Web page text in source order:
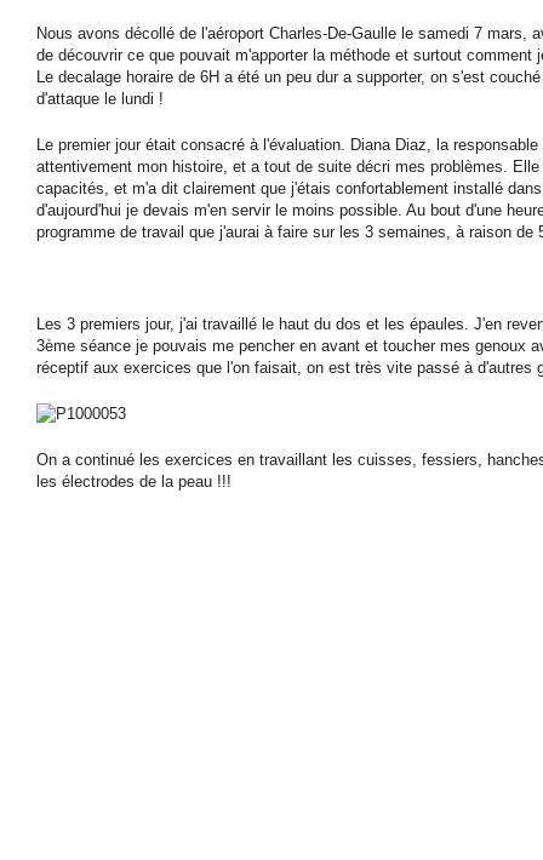
Nous avons décollé de l'aéroport Charles-De-Gaulle le samedi 7 mars,
de découvrir ce que pouvait m'apporter la méthode et surtout comment
Le decalage horaire de 6H a été un peu dur a supporter, on s'est
d'attaque le lundi !
Le premier jour était consacré à l'évaluation. Diana Diaz, la
attentivement mon histoire, et a tout de suite décri mes problèmes.
capacités, et m'a dit clairement que j'étais confortablement installé
d'aujourd'hui je devais m'en servir le moins possible. Au bout d'une
programme de travail que j'aurai à faire sur les 3 semaines, à raison de
Les 3 premiers jour, j'ai travaillé le haut du dos et les épaules. J'en
3ème séance je pouvais me pencher en avant et toucher mes genoux
réceptif aux exercices que l'on faisait, on est très vite passé à d'autres
On a continué les exercices en travaillant les cuisses, fessiers,
les électrodes de la peau !!!